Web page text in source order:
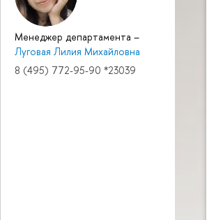
Менеджер департамента –
Луговая Лилия Михайловна
8 (495) 772-95-90 *23039